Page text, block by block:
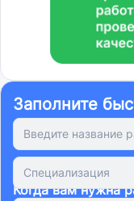
Заполните
Специализация
Когда вам нужна